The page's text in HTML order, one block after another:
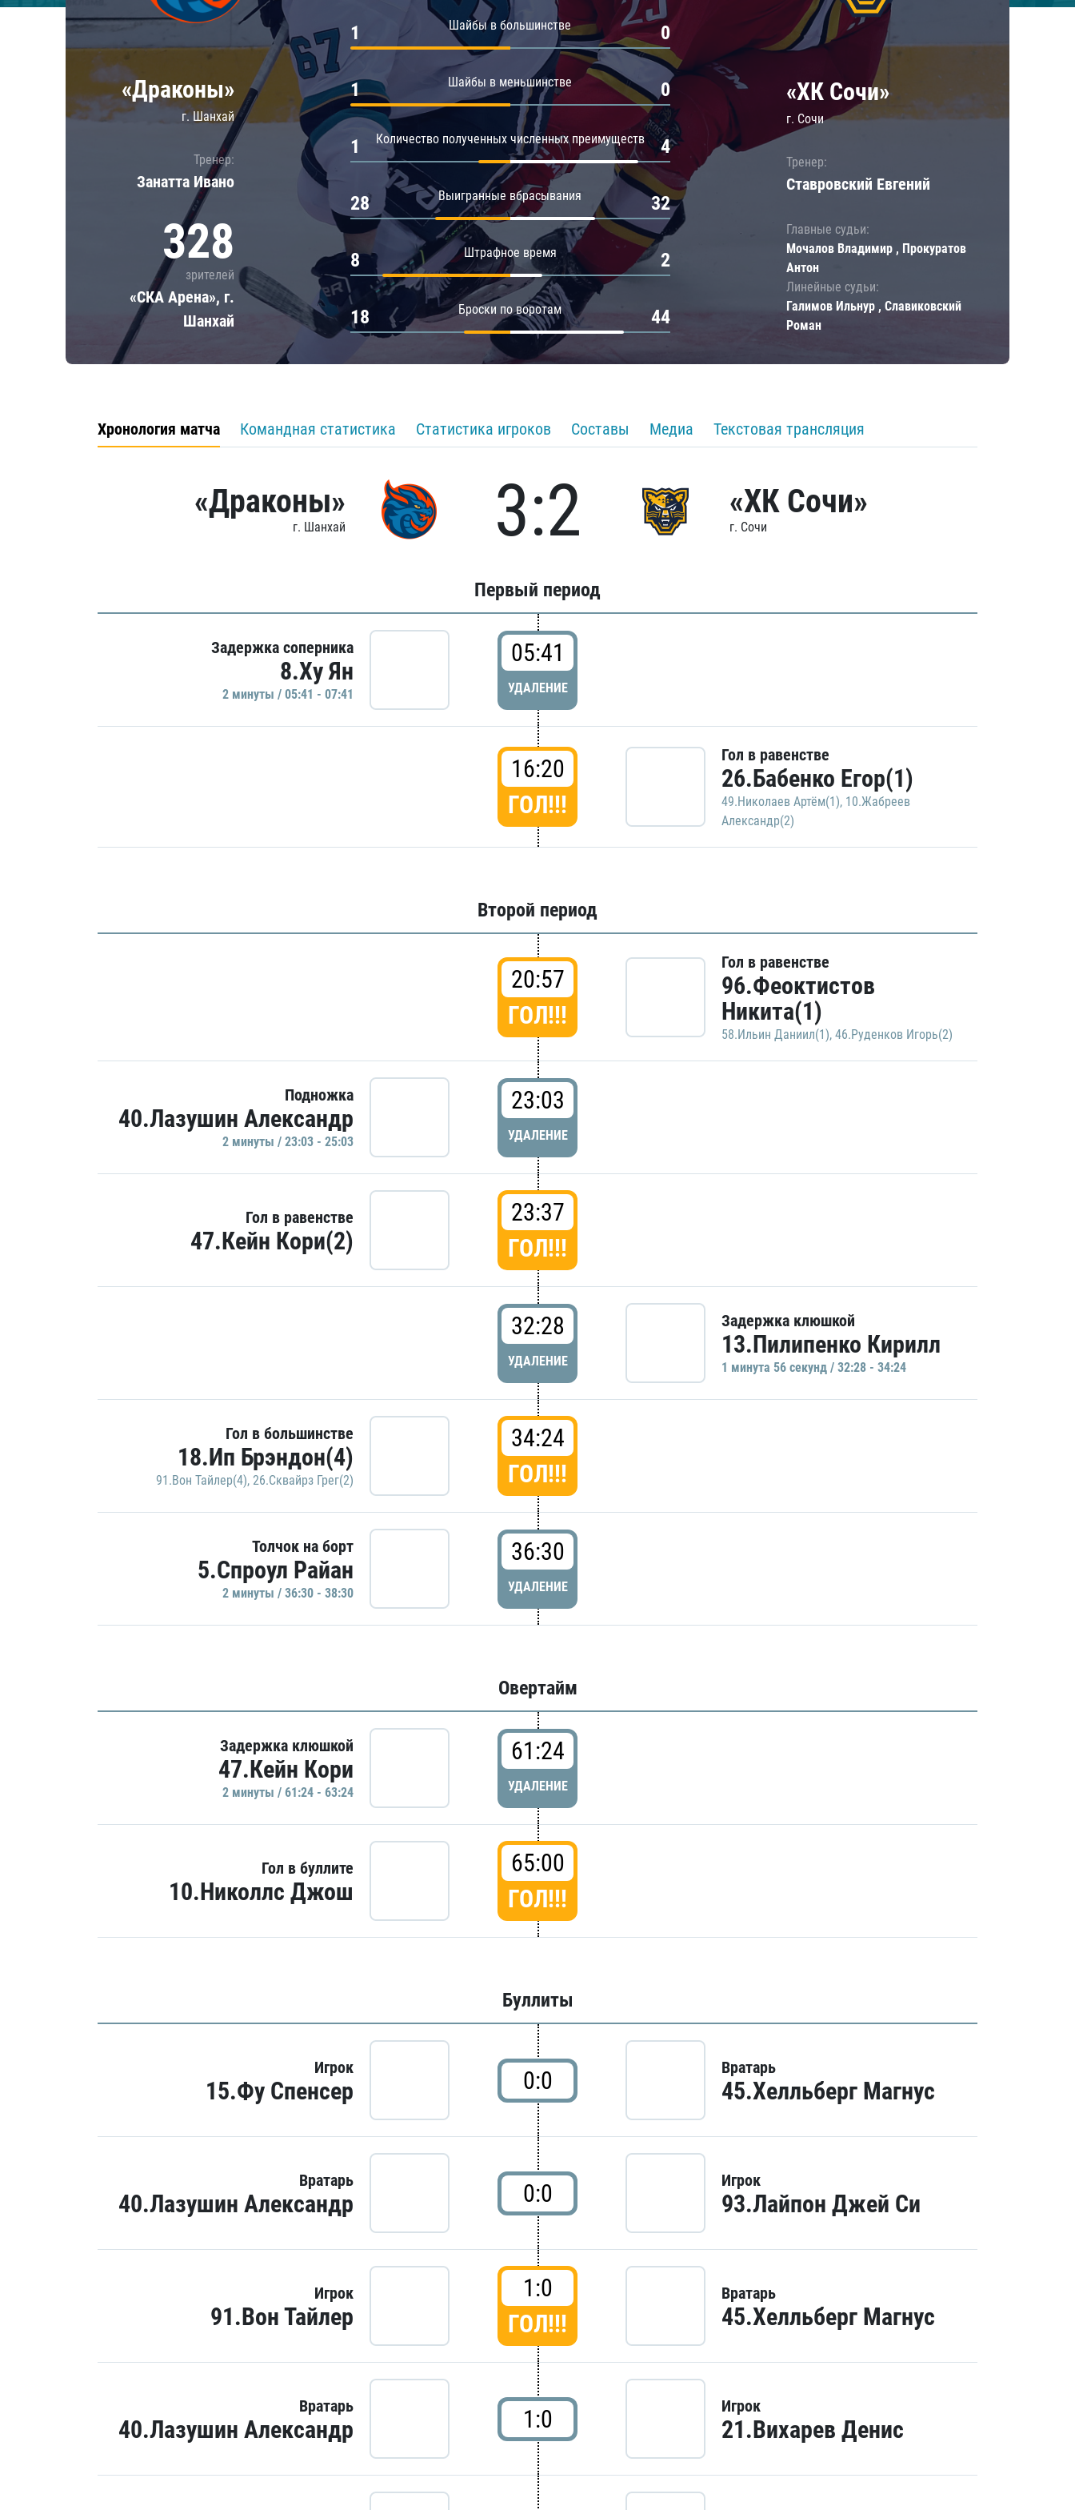
Локомотив
Шанхайские Драконы
Амур
Барыс
Салават Юлаев
«Драконы»
г. Шанхай
Тренер:
Занатта Иванo
328
зрителей
«СКА Арена», г.
Шанхай
Шайбы в большинстве
1 0
Шайбы в меньшинстве
1 0
Количество полученных численных преимуществ
1 4
Выигранные вбрасывания
28 32
Штрафное время
8 2
Броски по воротам
18 44
«ХК Сочи»
г. Сочи
Тренер:
Ставровский Евгений
Главные судьи:
Мочалов Владимир , Прокуратов
Антон
Линейные судьи:
Галимов Ильнур , Славиковский
Роман
Хронология матча Командная статистика Статистика игроков Составы Медиа Текстовая трансляция
«Драконы»
г. Шанхай 3:2 «ХК Сочи»
г. Сочи
Первый период
Задержка соперника
8.Ху Ян
2 минуты / 05:41 - 07:41
05:41
УДАЛЕНИЕ
16:20
ГОЛ!!!
Гол в равенстве
26.Бабенко Егор(1)
49.Николаев Артём(1), 10.Жабреев
Александр(2)
Второй период
20:57
ГОЛ!!!
Гол в равенстве
96.Феоктистов
Никита(1)
58.Ильин Даниил(1), 46.Руденков Игорь(2)
Подножка
40.Лазушин Александр
2 минуты / 23:03 - 25:03
23:03
УДАЛЕНИЕ
Гол в равенстве
47.Кейн Кори(2)
23:37
ГОЛ!!!
32:28
УДАЛЕНИЕ
Задержка клюшкой
13.Пилипенко Кирилл
1 минутa 56 секунд / 32:28 - 34:24
Гол в большинстве
18.Ип Брэндон(4)
91.Вон Тайлер(4), 26.Сквайрз Грег(2)
34:24
ГОЛ!!!
Толчок на борт
5.Спроул Райан
2 минуты / 36:30 - 38:30
36:30
УДАЛЕНИЕ
Овертайм
Задержка клюшкой
47.Кейн Кори
2 минуты / 61:24 - 63:24
61:24
УДАЛЕНИЕ
Гол в буллите
10.Николлс Джош
65:00
ГОЛ!!!
Буллиты
Игрок
15.Фу Спенсер 0:0 Вратарь
45.Хелльберг Магнус
Вратарь
40.Лазушин Александр 0:0 Игрок
93.Лайпон Джей Си
Игрок
91.Вон Тайлер
1:0
ГОЛ!!!
Вратарь
45.Хелльберг Магнус
Вратарь
40.Лазушин Александр 1:0 Игрок
21.Вихарев Денис